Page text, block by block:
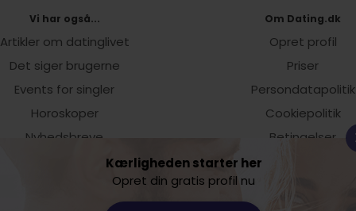
Vi har også...
Artikler om datinglivet
Det siger brugerne
Events for singler
Horoskoper
Nyhedsbreve
Netdating tips
Find os på Facebook
Om Dating.dk
Opret profil
Priser
Persondatapolitik
Cookiepolitik
Betingelser
Kærligheden starter her
Opret din gratis profil nu